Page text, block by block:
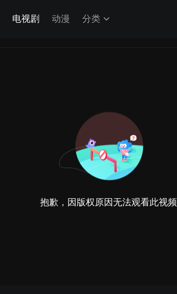
电视剧 动漫 分类
抱歉，因版权原因无法观看此视频